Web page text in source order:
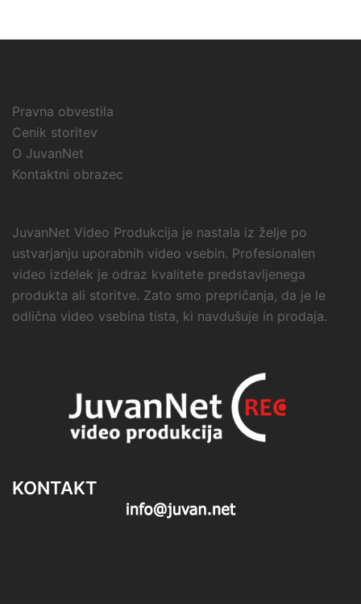
Pravna obvestila
Cenik storitev
O JuvanNet
Kontaktni obrazec
JuvanNet Video Produkcija je nastala iz želje po
ustvarjanju uporabnih video vsebin. Profesionalen
video izdelek je odraz kvalitete predstavljenega
produkta ali storitve. Zato smo prepričanja, da je le
odlična video vsebina tista, ki navdušuje in prodaja.
KONTAKT